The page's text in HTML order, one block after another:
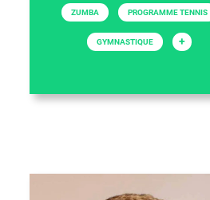
ZUMBA PROGRAMME TENNIS
GYMNASTIQUE +